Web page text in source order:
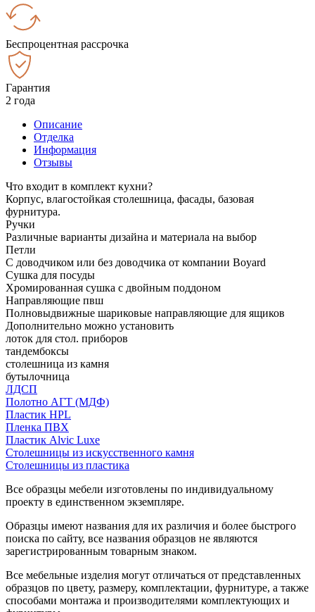
Беспроцентная рассрочка
Гарантия
2 года
Описание
Отделка
Информация
Отзывы
Что входит в комплект кухни?
Корпус, влагостойкая столешница, фасады, базовая
фурнитура.
Ручки
Различные варианты дизайна и материала на выбор
Петли
С доводчиком или без доводчика от компании Boyard
Сушка для посуды
Хромированная сушка с двойным поддоном
Направляющие пвш
Полновыдвижные шариковые направляющие для ящиков
Дополнительно можно установить
лоток для стол. приборов
тандембоксы
столешница из камня
бутылочница
ЛДСП
Полотно АГТ (МДФ)
Пластик HPL
Пленка ПВХ
Пластик Alvic Luxe
Столешницы из искусственного камня
Столешницы из пластика
Все образцы мебели изготовлены по индивидуальному
проекту в единственном экземпляре.
Образцы имеют названия для их различия и более быстрого
поиска по сайту, все названия образцов не являются
зарегистрированным товарным знаком.
Все мебельные изделия могут отличаться от представленных
образцов по цвету, размеру, комплектации, фурнитуре, а также
способами монтажа и производителями комплектующих и